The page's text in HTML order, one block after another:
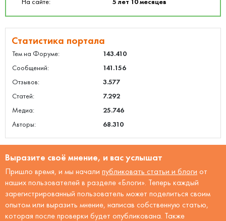
На сайте:
5 лет 10 месяцев
Статистика портала
Тем на Форуме:
143.410
Сообщений:
141.156
Отзывов:
3.577
Статей:
7.292
Медиа:
25.746
Авторы:
68.310
Выразите своё мнение, и вас услышат
Пришло время, и мы начали публиковать статьи и блоги от
наших пользователей в разделе «Блоги». Теперь каждый
зарегистрированный пользователь может поделиться своим
опытом или выразить мнение, написав собственную статью,
которая после проверки будет опубликована. Также